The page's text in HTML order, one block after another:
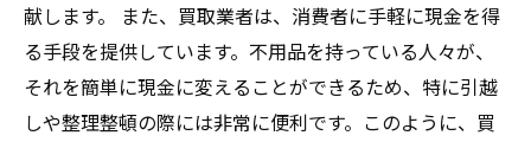
献します。 また、買取業者は、消費者に手軽に現金を得
る手段を提供しています。不用品を持っている人々が、
それを簡単に現金に変えることができるため、特に引越
しや整理整頓の際には非常に便利です。このように、買